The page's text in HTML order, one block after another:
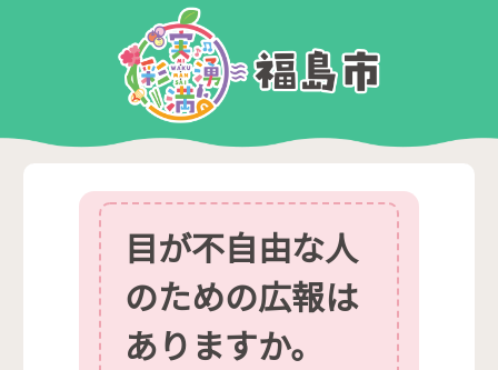
目が不自由な人
のための広報は
ありますか。